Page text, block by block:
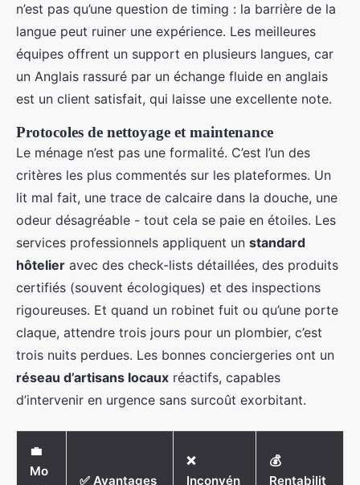
n’est pas qu’une question de timing : la barrière de la
langue peut ruiner une expérience. Les meilleures
équipes offrent un support en plusieurs langues, car
un Anglais rassuré par un échange fluide en anglais
est un client satisfait, qui laisse une excellente note.
Protocoles de nettoyage et maintenance
Le ménage n’est pas une formalité. C’est l’un des
critères les plus commentés sur les plateformes. Un
lit mal fait, une trace de calcaire dans la douche, une
odeur désagréable - tout cela se paie en étoiles. Les
services professionnels appliquent un standard
hôtelier avec des check-lists détaillées, des produits
certifiés (souvent écologiques) et des inspections
rigoureuses. Et quand un robinet fuit ou qu’une porte
claque, attendre trois jours pour un plombier, c’est
trois nuits perdues. Les bonnes conciergeries ont un
réseau d’artisans locaux réactifs, capables
d’intervenir en urgence sans surcoût exorbitant.
💼
Mo
✅ Avantages
❌
Inconvén
💰
Rentabilit